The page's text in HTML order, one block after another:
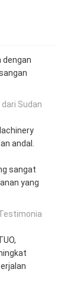
dengan
Sudan
andal.
sangat
yang